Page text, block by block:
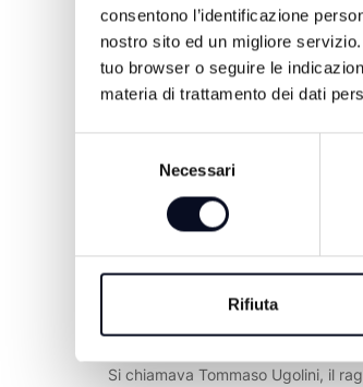
consentono l’identificazione
nostro sito ed un migliore
tuo browser o seguire le
materia di trattamento dei dati
Necessari
Rifiuta
8 AGOSTO 2026
GALLIPOLI: Ragazzo
19enne morto in mare,
nipote consigliera E-R
Ugolini
Si chiamava Tommaso Ugolini, il